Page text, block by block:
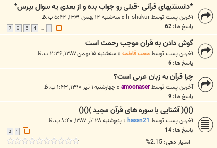
*دانستنیهای قرآنی -قبلی رو جواب بده و از بعدی یه سوال بپرس*
آخرین پست توسطh_shakur
« سه‌شنبه ۱۲ بهمن ۱۳۸۹, ۵:۴۲ ب.ظ
پاسخ ها: 62
…
4
5
6
7
گوش دادن به قران موجب رحمت است
آخرین پست توسطمحب فاطمه« سه‌شنبه ۱۵ بهمن ۱۳۸۷, ۲:۳۶ ب.ظ
پاسخ ها: 6
چرا قرآن به زبان عربی است؟
آخرین پست توسطamoonaser
« چهارشنبه ۱ تیر ۱۳۹۰, ۱:۴۳ ب.ظ
پاسخ ها: 9
()()( آشنایی با سوره های قرآن مجید )()()
آخرین پست توسطhasan21
« پنج‌شنبه ۲۸ آذر ۱۳۸۷, ۸:۴۰ ب.ظ
پاسخ ها: 14
امتیاز دهی: 2.15%